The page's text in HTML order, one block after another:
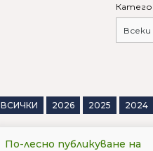
ВСИЧКИ 2026 2025 2024
По-лесно публикуване на